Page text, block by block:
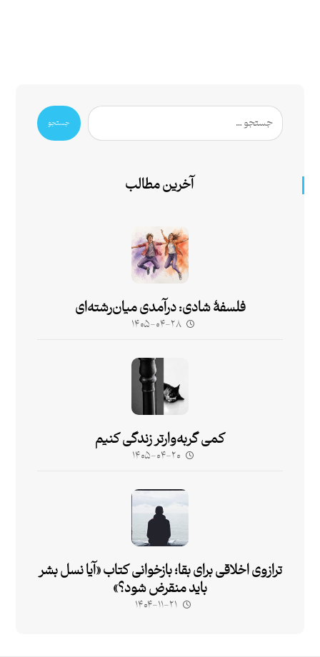
جستجو
آخرین مطالب
فلسفۀ شادی: درآمدی میان‌رشته‌ای
۱۴۰۵-۰۴-۲۸
کمی گربه‌وارتر زندگی کنیم
۱۴۰۵-۰۴-۲۰
ترازوی اخلاقی برای بقا؛ بازخوانی کتاب «آیا نسل بشر
باید منقرض شود؟»
۱۴۰۴-۱۱-۲۱